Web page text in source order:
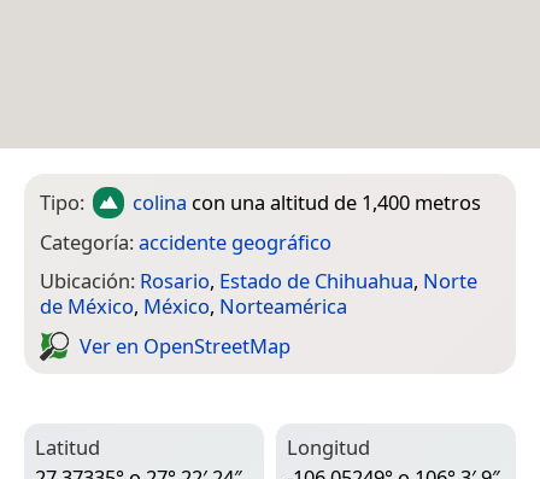
Tipo: colina con una altitud de 1,400 metros
Categoría:accidente geográfico
Ubicación: Rosario, Estado de Chihuahua, Norte
de México, México, Norteamérica
Ver en Open­Street­Map
Latitud
Longitud